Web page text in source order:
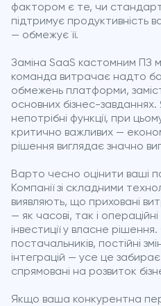
фактором є те, чи
підтримує продуктивність
— обмежує її.
Заміна SaaS кастомним ПЗ
команда витрачає надто
обмежень платформи,
основних бізнес-
непотрібні функції, при
критично важливих —
рішення виглядає значно
Варто чесно оцінити ваші
Компанії зі складними
виявляють, що приховані
— як часові, так і
інвестиції у власне рішення.
постачальників, постійні
інтеграцій — усе це
спрямовані на розвиток
Якщо ваша конкурентна